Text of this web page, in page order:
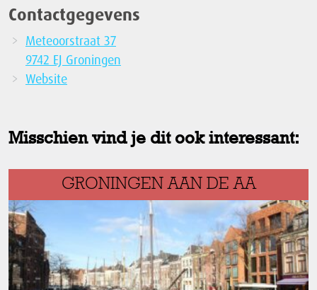
Contactgegevens
Meteoorstraat 37
9742 EJ Groningen
Website
Misschien vind je dit ook interessant:
GRONINGEN AAN DE AA